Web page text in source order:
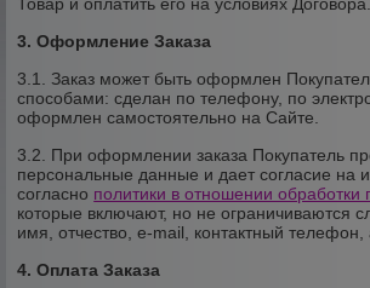
3. Оформление Заказа
3.1. Заказ может быть оформлен
способами: сделан по телефону, по
оформлен самостоятельно на Сайте.
3.2. При оформлении заказа Покупатель
персональные данные и дает согласие на
согласно политики в отношении
которые включают, но не
имя, отчество, e-mail, контактный телефон,
4. Оплата Заказа